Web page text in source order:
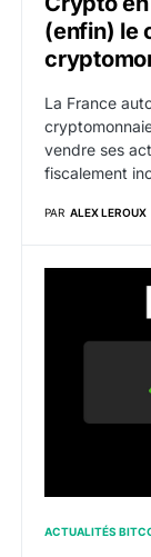
(enfin) le
La France
vendre ses
fiscalement
PAR ALEX LEROUX
BTC :
ACTUALITÉS